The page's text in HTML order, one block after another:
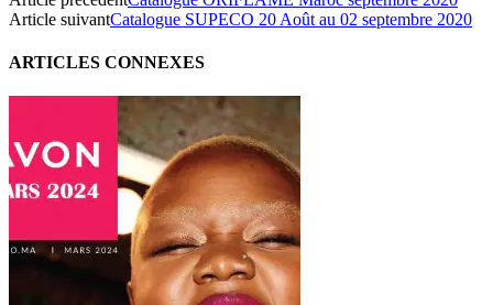
Article suivantCatalogue SUPECO 20 Août au 02 septembre 2020
ARTICLES CONNEXES